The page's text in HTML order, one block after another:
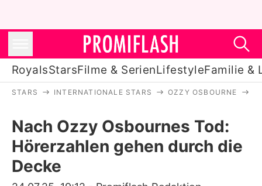
RoyalsStarsFilme & SerienLifestyleFamilie &
Stars
Filme & Serien
Lifestyle
STARS INTERNATIONALE STARS OZZY OSBOURNE
Nach Ozzy Osbournes Tod:
Hörerzahlen gehen durch die
Decke